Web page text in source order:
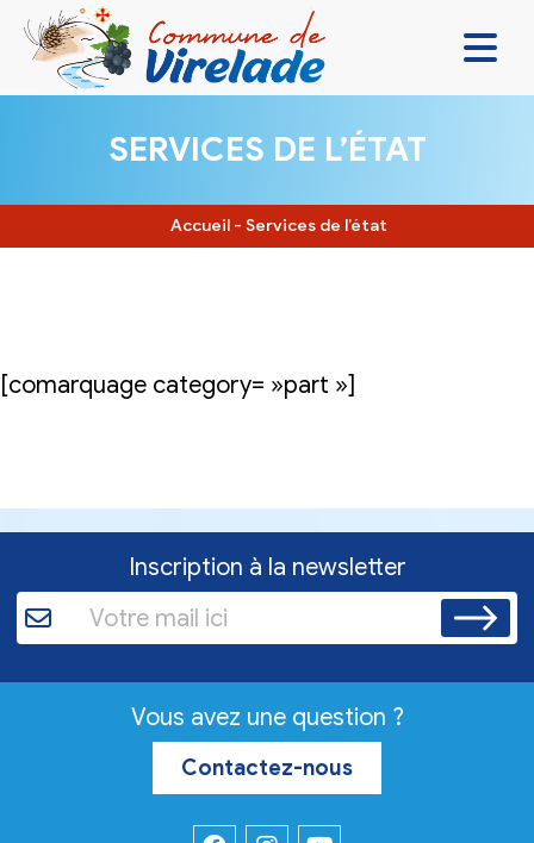
VIVRE ENSEMBLE
SE DIVERTIR
SERVICES DE L’ÉTAT
Accueil - Services de l’état
[comarquage category= »part »]
Inscription à la newsletter
Vous avez une question ?
Contactez-nous